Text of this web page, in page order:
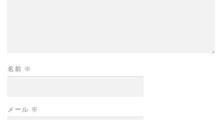
名前 ※
メール ※